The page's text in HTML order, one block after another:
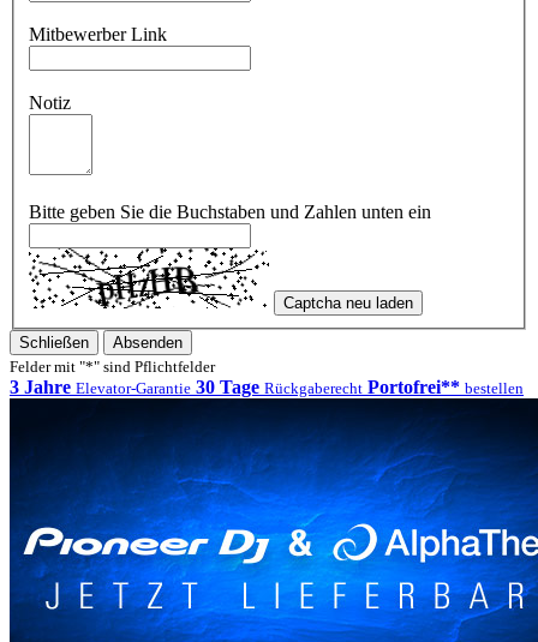
Mitbewerber Link
Notiz
Bitte geben Sie die Buchstaben und Zahlen unten ein
Captcha neu laden
Schließen
Absenden
Felder mit "*" sind Pflichtfelder
3 Jahre Elevator-Garantie 30 Tage Rückgaberecht Portofrei** bestellen